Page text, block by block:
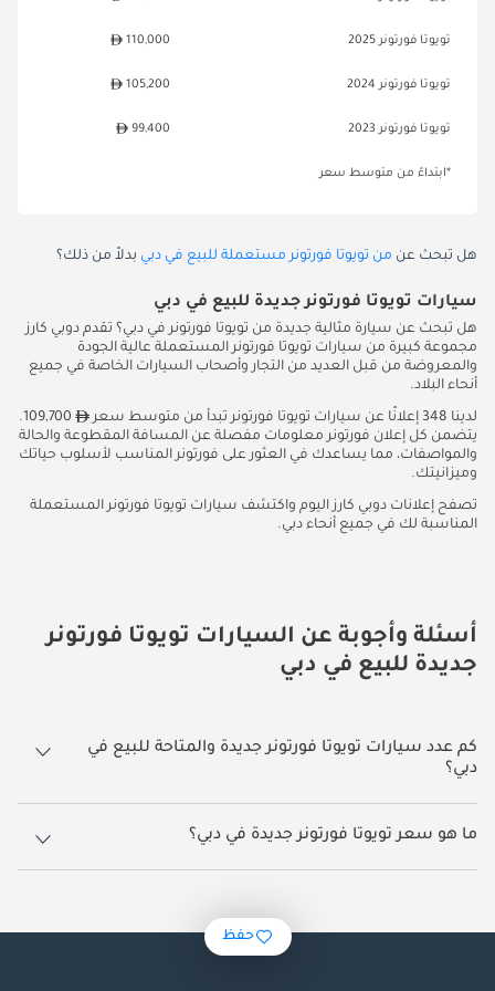
تويوتا فورتونر 2025 110,000
تويوتا فورتونر 2024 105,200
تويوتا فورتونر 2023 99,400
*ابتداءً من متوسط سعر
هل تبحث عن من تويوتا فورتونر مستعملة للبيع في دبي بدلاً من ذلك؟
سيارات تويوتا فورتونر جديدة للبيع في دبي
هل تبحث عن سيارة مثالية جديدة من تويوتا فورتونر في دبي؟ تقدم دوبي كارز
مجموعة كبيرة من سيارات تويوتا فورتونر المستعملة عالية الجودة
والمعروضة من قبل العديد من التجار وأصحاب السيارات الخاصة في جميع
أنحاء البلاد.
لدينا 348 إعلانًا عن سيارات تويوتا فورتونر تبدأ من متوسط سعر
109,700.
يتضمن كل إعلان فورتونر معلومات مفصلة عن المسافة المقطوعة والحالة
والمواصفات، مما يساعدك في العثور على فورتونر المناسب لأسلوب حياتك
وميزانيتك.
تصفح إعلانات دوبي كارز اليوم واكتشف سيارات تويوتا فورتونر المستعملة
المناسبة لك في جميع أنحاء دبي.
أسئلة وأجوبة عن السيارات تويوتا فورتونر
جديدة للبيع في دبي
كم عدد سيارات تويوتا فورتونر جديدة والمتاحة للبيع في
دبي؟
348 سيارة تويوتا فورتونر جديدة متوفرة للبيع في دبي.
ما هو سعر تويوتا فورتونر جديدة في دبي؟
يبدأ سعر سيارة تويوتا فورتونر جديدة في دبي 109,700.
حفظ